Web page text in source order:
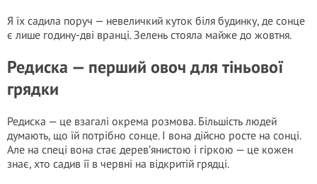
Я їх садила поруч — невеличкий куток біля будинку, де сонце
є лише годину-дві вранці. Зелень стояла майже до жовтня.
Редиска — перший овоч для тіньової
грядки
Редиска — це взагалі окрема розмова. Більшість людей
думають, що їй потрібно сонце. І вона дійсно росте на сонці.
Але на спеці вона стає дерев’янистою і гіркою — це кожен
знає, хто садив її в червні на відкритій грядці.